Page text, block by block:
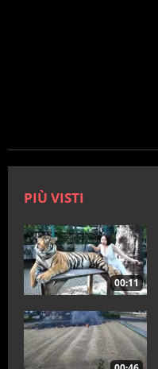
PIÙ VISTI
00:11